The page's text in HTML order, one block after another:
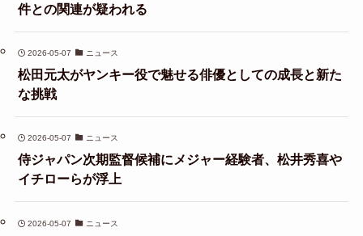
件との関連が疑われる
2026-05-07 ニュース
松田元太がヤンキー役で魅せる俳優としての成長と新た
な挑戦
2026-05-07 ニュース
侍ジャパン次期監督候補にメジャー経験者、松井秀喜や
イチローらが浮上
2026-05-07 ニュース